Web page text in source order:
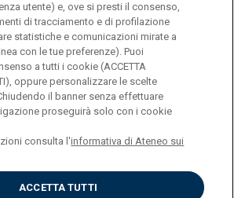
del Sacro Cuore
20123 Milano
utente) e, ove si presti il consenso,
di tracciamento e di profilazione
statistiche e comunicazioni mirate a
con le tue preferenze). Puoi
a tutti i cookie (ACCETTA
oppure personalizzare le scelte
il banner senza effettuare
proseguirà solo con i cookie
consulta l'informativa di Ateneo sui
ACCETTA TUTTI